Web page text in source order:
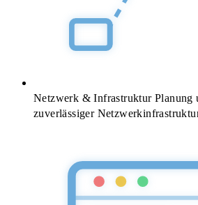
Netzwerk & Infrastruktur Planung
zuverlässiger